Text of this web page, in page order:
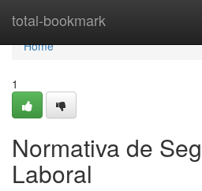
total-bookmark
Home
Home
1
Normativa de
Laboral